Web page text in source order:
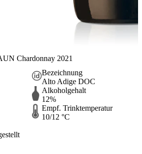
Chardonnay 2021
Bezeichnung
Alto Adige DOC
Alkoholgehalt
12%
Empf. Trinktemperatur
10/12 °C